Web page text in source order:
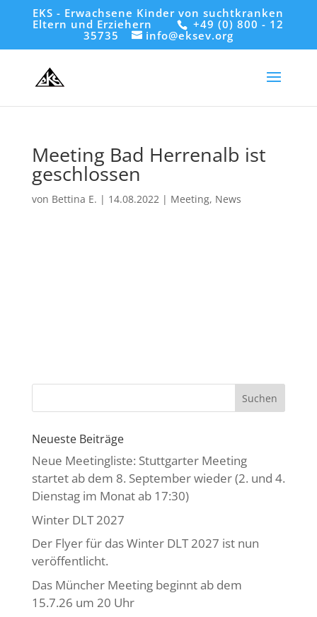
EKS - Erwachsene Kinder von suchtkranken
Eltern und Erziehern
+49 (0) 800 - 12
35735
info@eksev.org
Meeting Bad Herrenalb ist
geschlossen
von Bettina E. | 14.08.2022| Meeting, News
Neueste Beiträge
Neue Meetingliste: Stuttgarter Meeting
startet ab dem 8. September wieder (2. und 4.
Dienstag im Monat ab 17:30)
Winter DLT 2027
Der Flyer für das Winter DLT 2027 ist nun
veröffentlicht.
Das Müncher Meeting beginnt ab dem
15.7.26 um 20 Uhr